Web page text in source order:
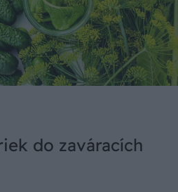
do zaváracích